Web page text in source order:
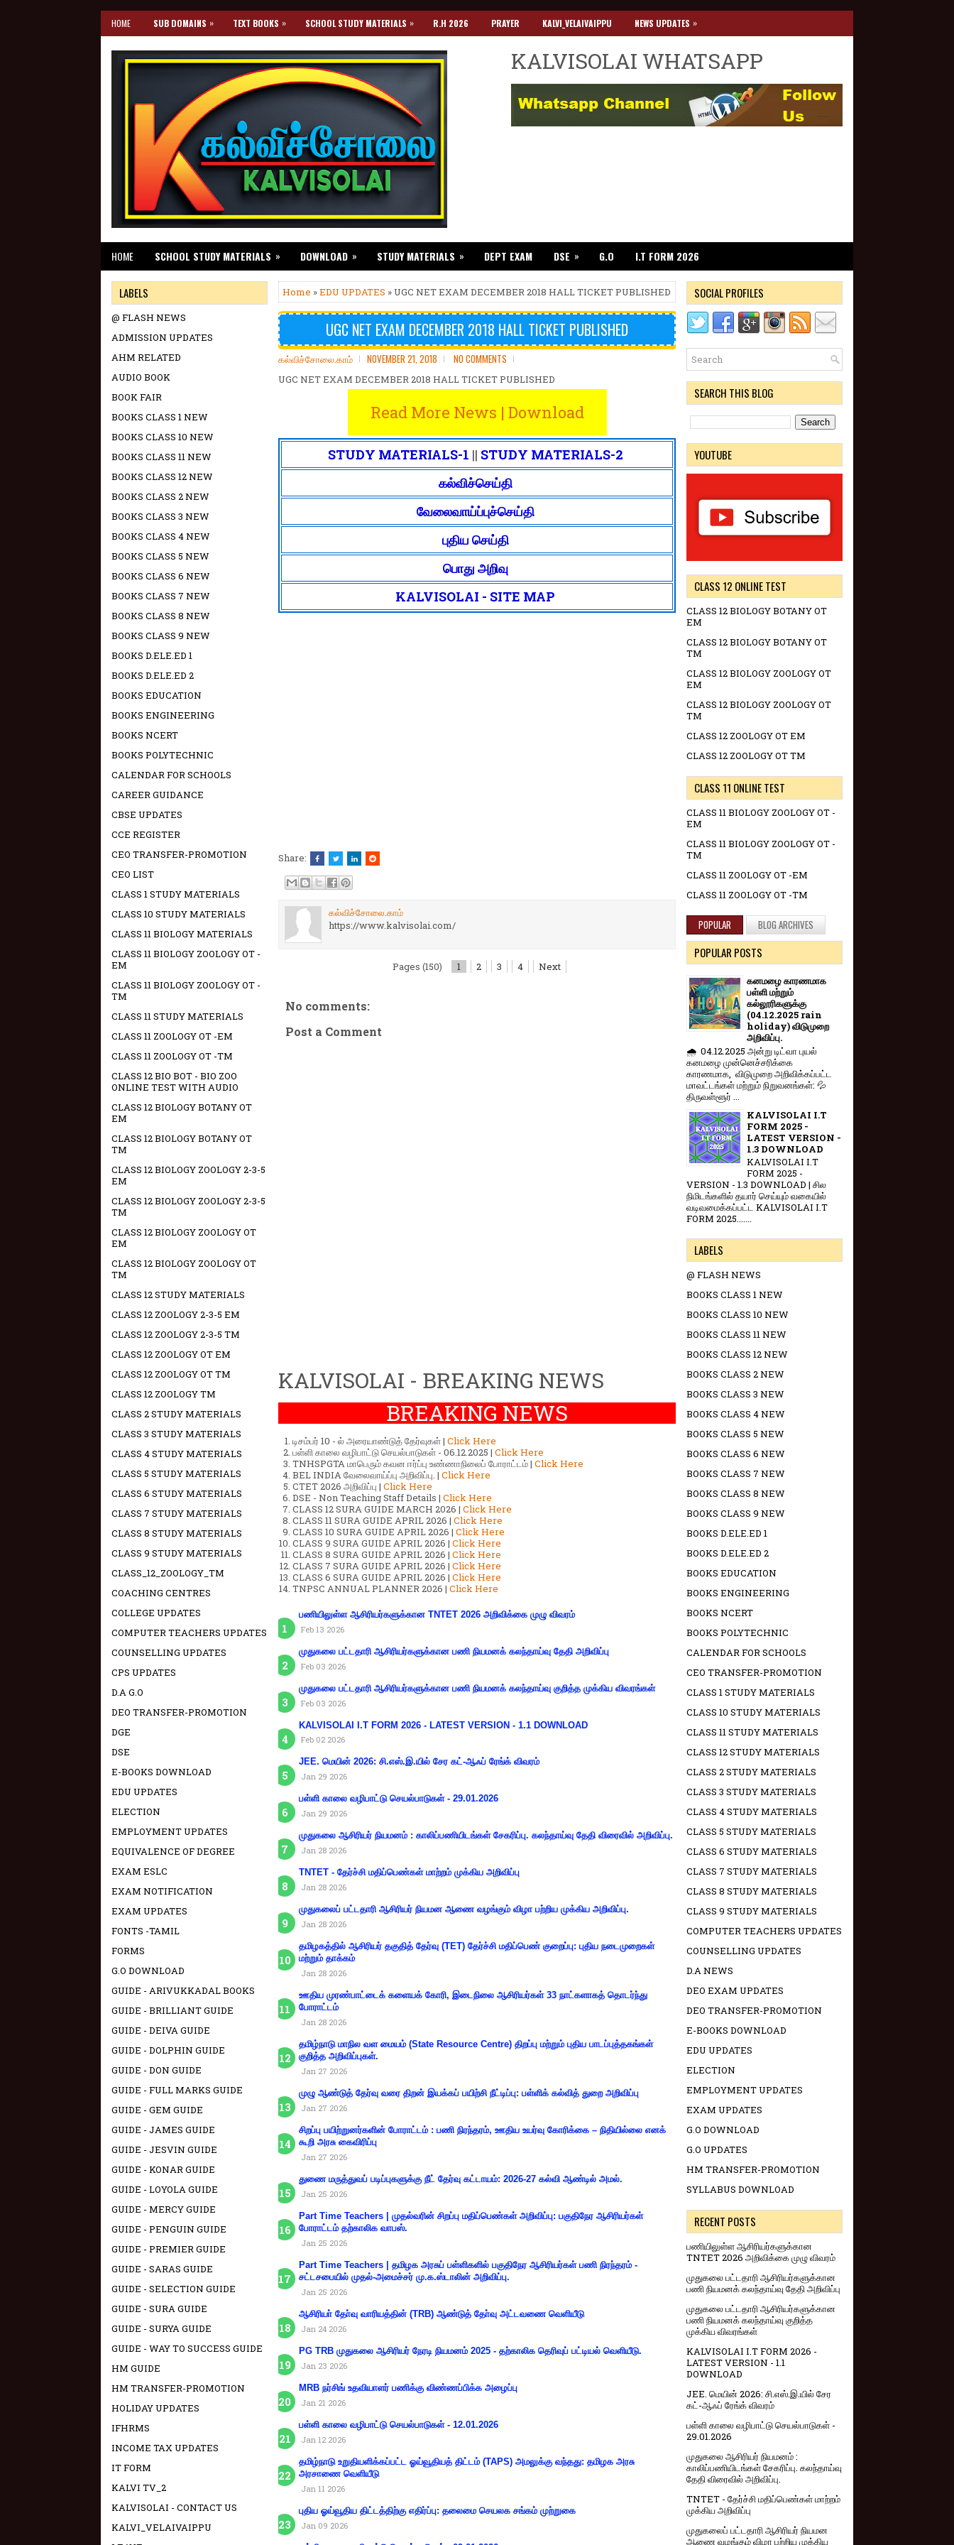
HOME SUB DOMAINS » TEXT BOOKS » SCHOOL STUDY MATERIALS » R.H 2026 PRAYER KALVI_VELAIVAIPPU NEWS UPDATES »
KALVISOLAI WHATSAPP
HOME SCHOOL STUDY MATERIALS » DOWNLOAD » STUDY MATERIALS » DEPT EXAM DSE » G.O I.T FORM 2026
Home »EDU UPDATES » UGC NET EXAM DECEMBER 2018 HALL TICKET PUBLISHED
UGC NET EXAM DECEMBER 2018 HALL TICKET PUBLISHED
கல்விச்சோலை.காம் NOVEMBER 21, 2018 NO COMMENTS
UGC NET EXAM DECEMBER 2018 HALL TICKET PUBLISHED
Read More News | Download
STUDY MATERIALS-1 || STUDY MATERIALS-2
கல்விச்செய்தி
வேலைவாய்ப்புச்செய்தி
புதிய செய்தி
பொது அறிவு
KALVISOLAI - SITE MAP
Share:
கல்விச்சோலை.காம்
https://www.kalvisolai.com/
Pages (150) 1 2 3 4 Next
No comments:
Post a Comment
KALVISOLAI - BREAKING NEWS
BREAKING NEWS
டிசம்பர் 10 - ல் அரையாண்டுத் தேர்வுகள் | Click Here
பள்ளி காலை வழிபாட்டு செயல்பாடுகள் - 06.12.2025 | Click Here
TNHSPGTA மாபெரும் கவன ஈர்ப்பு உண்ணாநிலைப் போராட்டம் | Click Here
BEL INDIA வேலைவாய்ப்பு அறிவிப்பு. | Click Here
CTET 2026 அறிவிப்பு | Click Here
DSE - Non Teaching Staff Details | Click Here
CLASS 12 SURA GUIDE MARCH 2026 | Click Here
CLASS 11 SURA GUIDE APRIL 2026 | Click Here
CLASS 10 SURA GUIDE APRIL 2026 | Click Here
CLASS 9 SURA GUIDE APRIL 2026 | Click Here
CLASS 8 SURA GUIDE APRIL 2026 | Click Here
CLASS 7 SURA GUIDE APRIL 2026 | Click Here
CLASS 6 SURA GUIDE APRIL 2026 | Click Here
TNPSC ANNUAL PLANNER 2026 | Click Here
பணியிலுள்ள ஆசிரியர்களுக்கான TNTET 2026 அறிவிக்கை முழு விவரம்
Feb 13 2026
முதுகலை பட்டதாரி ஆசிரியர்களுக்கான பணி நியமனக் கலந்தாய்வு தேதி அறிவிப்பு
Feb 03 2026
முதுகலை பட்டதாரி ஆசிரியர்களுக்கான பணி நியமனக் கலந்தாய்வு குறித்த முக்கிய விவரங்கள்
Feb 03 2026
KALVISOLAI I.T FORM 2026 - LATEST VERSION - 1.1 DOWNLOAD
Feb 02 2026
JEE. மெயின் 2026: சி.எஸ்.இ.யில் சேர கட்-ஆஃப் ரேங்க் விவரம்
Jan 29 2026
பள்ளி காலை வழிபாட்டு செயல்பாடுகள் - 29.01.2026
Jan 29 2026
முதுகலை ஆசிரியர் நியமனம் : காலிப்பணியிடங்கள் சேகரிப்பு. கலந்தாய்வு தேதி விரைவில் அறிவிப்பு.
Jan 28 2026
TNTET - தேர்ச்சி மதிப்பெண்கள் மாற்றம் முக்கிய அறிவிப்பு
Jan 28 2026
முதுகலைப் பட்டதாரி ஆசிரியர் நியமன ஆணை வழங்கும் விழா பற்றிய முக்கிய அறிவிப்பு.
Jan 28 2026
தமிழகத்தில் ஆசிரியர் தகுதித் தேர்வு (TET) தேர்ச்சி மதிப்பெண் குறைப்பு: புதிய நடைமுறைகள்
மற்றும் தாக்கம்
Jan 28 2026
ஊதிய முரண்பாட்டைக் களையக் கோரி, இடைநிலை ஆசிரியர்கள் 33 நாட்களாகத் தொடர்ந்து
போராட்டம்
Jan 28 2026
தமிழ்நாடு மாநில வள மையம் (State Resource Centre) திறப்பு மற்றும் புதிய பாடப்புத்தகங்கள்
குறித்த அறிவிப்புகள்.
Jan 27 2026
முழு ஆண்டுத் தேர்வு வரை திறன் இயக்கப் பயிற்சி நீட்டிப்பு: பள்ளிக் கல்வித் துறை அறிவிப்பு
Jan 27 2026
சிறப்பு பயிற்றுனர்களின் போராட்டம் : பணி நிரந்தரம், ஊதிய உயர்வு கோரிக்கை – நிதியில்லை எனக்
கூறி அரசு கைவிரிப்பு
Jan 27 2026
துணை மருத்துவப் படிப்புகளுக்கு நீட் தேர்வு கட்டாயம்: 2026-27 கல்வி ஆண்டில் அமல்.
Jan 25 2026
Part Time Teachers | முதல்வரின் சிறப்பு மதிப்பெண்கள் அறிவிப்பு: பகுதிநேர ஆசிரியர்கள்
போராட்டம் தற்காலிக வாபஸ்.
Jan 25 2026
Part Time Teachers | தமிழக அரசுப் பள்ளிகளில் பகுதிநேர ஆசிரியர்கள் பணி நிரந்தரம் -
சட்டசபையில் முதல்-அமைச்சர் மு.க.ஸ்டாலின் அறிவிப்பு.
Jan 25 2026
ஆசிரியா் தோ்வு வாரியத்தின் (TRB) ஆண்டுத் தோ்வு அட்டவணை வெளியீடு
Jan 24 2026
PG TRB முதுகலை ஆசிரியர் நேரடி நியமனம் 2025 - தற்காலிக தெரிவுப் பட்டியல் வெளியீடு.
Jan 23 2026
MRB நர்சிங் உதவியாளர் பணிக்கு விண்ணப்பிக்க அழைப்பு
Jan 21 2026
பள்ளி காலை வழிபாட்டு செயல்பாடுகள் - 12.01.2026
Jan 12 2026
தமிழ்நாடு உறுதியளிக்கப்பட்ட ஓய்வூதியத் திட்டம் (TAPS) அமலுக்கு வந்தது: தமிழக அரசு
அரசாணை வெளியீடு
Jan 11 2026
புதிய ஓய்வூதிய திட்டத்திற்கு எதிர்ப்பு: தலைமை செயலக சங்கம் முற்றுகை
Jan 09 2026
LABELS
@ FLASH NEWS
ADMISSION UPDATES
AHM RELATED
AUDIO BOOK
BOOK FAIR
BOOKS CLASS 1 NEW
BOOKS CLASS 10 NEW
BOOKS CLASS 11 NEW
BOOKS CLASS 12 NEW
BOOKS CLASS 2 NEW
BOOKS CLASS 3 NEW
BOOKS CLASS 4 NEW
BOOKS CLASS 5 NEW
BOOKS CLASS 6 NEW
BOOKS CLASS 7 NEW
BOOKS CLASS 8 NEW
BOOKS CLASS 9 NEW
BOOKS D.ELE.ED 1
BOOKS D.ELE.ED 2
BOOKS EDUCATION
BOOKS ENGINEERING
BOOKS NCERT
BOOKS POLYTECHNIC
CALENDAR FOR SCHOOLS
CAREER GUIDANCE
CBSE UPDATES
CCE REGISTER
CEO TRANSFER-PROMOTION
CEO LIST
CLASS 1 STUDY MATERIALS
CLASS 10 STUDY MATERIALS
CLASS 11 BIOLOGY MATERIALS
CLASS 11 BIOLOGY ZOOLOGY OT -
EM
CLASS 11 BIOLOGY ZOOLOGY OT -
TM
CLASS 11 STUDY MATERIALS
CLASS 11 ZOOLOGY OT -EM
CLASS 11 ZOOLOGY OT -TM
CLASS 12 BIO BOT - BIO ZOO
ONLINE TEST WITH AUDIO
CLASS 12 BIOLOGY BOTANY OT
EM
CLASS 12 BIOLOGY BOTANY OT
TM
CLASS 12 BIOLOGY ZOOLOGY 2-3-5
EM
CLASS 12 BIOLOGY ZOOLOGY 2-3-5
TM
CLASS 12 BIOLOGY ZOOLOGY OT
EM
CLASS 12 BIOLOGY ZOOLOGY OT
TM
CLASS 12 STUDY MATERIALS
CLASS 12 ZOOLOGY 2-3-5 EM
CLASS 12 ZOOLOGY 2-3-5 TM
CLASS 12 ZOOLOGY OT EM
CLASS 12 ZOOLOGY OT TM
CLASS 12 ZOOLOGY TM
CLASS 2 STUDY MATERIALS
CLASS 3 STUDY MATERIALS
CLASS 4 STUDY MATERIALS
CLASS 5 STUDY MATERIALS
CLASS 6 STUDY MATERIALS
CLASS 7 STUDY MATERIALS
CLASS 8 STUDY MATERIALS
CLASS 9 STUDY MATERIALS
CLASS_12_ZOOLOGY_TM
COACHING CENTRES
COLLEGE UPDATES
COMPUTER TEACHERS UPDATES
COUNSELLING UPDATES
CPS UPDATES
D.A G.O
DEO TRANSFER-PROMOTION
DGE
DSE
E-BOOKS DOWNLOAD
EDU UPDATES
ELECTION
EMPLOYMENT UPDATES
EQUIVALENCE OF DEGREE
EXAM ESLC
EXAM NOTIFICATION
EXAM UPDATES
FONTS -TAMIL
FORMS
G.O DOWNLOAD
GUIDE - ARIVUKKADAL BOOKS
GUIDE - BRILLIANT GUIDE
GUIDE - DEIVA GUIDE
GUIDE - DOLPHIN GUIDE
GUIDE - DON GUIDE
GUIDE - FULL MARKS GUIDE
GUIDE - GEM GUIDE
GUIDE - JAMES GUIDE
GUIDE - JESVIN GUIDE
GUIDE - KONAR GUIDE
GUIDE - LOYOLA GUIDE
GUIDE - MERCY GUIDE
GUIDE - PENGUIN GUIDE
GUIDE - PREMIER GUIDE
GUIDE - SARAS GUIDE
GUIDE - SELECTION GUIDE
GUIDE - SURA GUIDE
GUIDE - SURYA GUIDE
GUIDE - WAY TO SUCCESS GUIDE
HM GUIDE
HM TRANSFER-PROMOTION
HOLIDAY UPDATES
IFHRMS
INCOME TAX UPDATES
IT FORM
KALVI TV_2
KALVISOLAI - CONTACT US
KALVI_VELAIVAIPPU
SOCIAL PROFILES
SEARCH THIS BLOG
YOUTUBE
CLASS 12 ONLINE TEST
CLASS 12 BIOLOGY BOTANY OT
EM
CLASS 12 BIOLOGY BOTANY OT
TM
CLASS 12 BIOLOGY ZOOLOGY OT
EM
CLASS 12 BIOLOGY ZOOLOGY OT
TM
CLASS 12 ZOOLOGY OT EM
CLASS 12 ZOOLOGY OT TM
CLASS 11 ONLINE TEST
CLASS 11 BIOLOGY ZOOLOGY OT -
EM
CLASS 11 BIOLOGY ZOOLOGY OT -
TM
CLASS 11 ZOOLOGY OT -EM
CLASS 11 ZOOLOGY OT -TM
POPULAR BLOG ARCHIVES
POPULAR POSTS
கனமழை காரணமாக
பள்ளி மற்றும்
கல்லூரிகளுக்கு
(04.12.2025 rain
holiday) விடுமுறை
அறிவிப்பு.
🌧️ 04.12.2025 அன்று டிட்வா புயல்
கனமழை முன்னெச்சரிக்கை
காரணமாக, விடுமுறை அறிவிக்கப்பட்ட
மாவட்டங்கள் மற்றும் நிறுவனங்கள்: 💦
திருவள்ளூர் ...
KALVISOLAI I.T
FORM 2025 -
LATEST VERSION -
1.3 DOWNLOAD
KALVISOLAI I.T
FORM 2025 -
VERSION - 1.3 DOWNLOAD | சில
நிமிடங்களில் தயார் செய்யும் வகையில்
வடிவமைக்கப்பட்ட KALVISOLAI I.T
FORM 2025.......
LABELS
@ FLASH NEWS
BOOKS CLASS 1 NEW
BOOKS CLASS 10 NEW
BOOKS CLASS 11 NEW
BOOKS CLASS 12 NEW
BOOKS CLASS 2 NEW
BOOKS CLASS 3 NEW
BOOKS CLASS 4 NEW
BOOKS CLASS 5 NEW
BOOKS CLASS 6 NEW
BOOKS CLASS 7 NEW
BOOKS CLASS 8 NEW
BOOKS CLASS 9 NEW
BOOKS D.ELE.ED 1
BOOKS D.ELE.ED 2
BOOKS EDUCATION
BOOKS ENGINEERING
BOOKS NCERT
BOOKS POLYTECHNIC
CALENDAR FOR SCHOOLS
CEO TRANSFER-PROMOTION
CLASS 1 STUDY MATERIALS
CLASS 10 STUDY MATERIALS
CLASS 11 STUDY MATERIALS
CLASS 12 STUDY MATERIALS
CLASS 2 STUDY MATERIALS
CLASS 3 STUDY MATERIALS
CLASS 4 STUDY MATERIALS
CLASS 5 STUDY MATERIALS
CLASS 6 STUDY MATERIALS
CLASS 7 STUDY MATERIALS
CLASS 8 STUDY MATERIALS
CLASS 9 STUDY MATERIALS
COMPUTER TEACHERS UPDATES
COUNSELLING UPDATES
D.A NEWS
DEO EXAM UPDATES
DEO TRANSFER-PROMOTION
E-BOOKS DOWNLOAD
EDU UPDATES
ELECTION
EMPLOYMENT UPDATES
EXAM UPDATES
G.O DOWNLOAD
G.O UPDATES
HM TRANSFER-PROMOTION
SYLLABUS DOWNLOAD
RECENT POSTS
பணியிலுள்ள ஆசிரியர்களுக்கான
TNTET 2026 அறிவிக்கை முழு விவரம்
முதுகலை பட்டதாரி ஆசிரியர்களுக்கான
பணி நியமனக் கலந்தாய்வு தேதி அறிவிப்பு
முதுகலை பட்டதாரி ஆசிரியர்களுக்கான
பணி நியமனக் கலந்தாய்வு குறித்த
முக்கிய விவரங்கள்
KALVISOLAI I.T FORM 2026 -
LATEST VERSION - 1.1
DOWNLOAD
JEE. மெயின் 2026: சி.எஸ்.இ.யில் சேர
கட்-ஆஃப் ரேங்க் விவரம்
பள்ளி காலை வழிபாட்டு செயல்பாடுகள் -
29.01.2026
முதுகலை ஆசிரியர் நியமனம் :
காலிப்பணியிடங்கள் சேகரிப்பு. கலந்தாய்வு
தேதி விரைவில் அறிவிப்பு.
TNTET - தேர்ச்சி மதிப்பெண்கள் மாற்றம்
முக்கிய அறிவிப்பு
முதுகலைப் பட்டதாரி ஆசிரியர் நியமன
ஆணை வழங்கும் விழா பற்றிய முக்கிய